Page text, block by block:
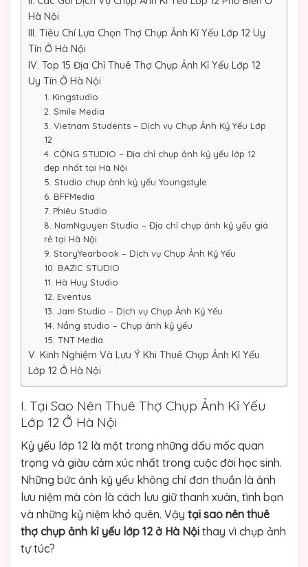
Hà Nội
III. Tiêu Chí Lựa Chọn Thợ Chụp Ảnh Kỉ Yếu Lớp 12 Uy
Tín Ở Hà Nội
IV. Top 15 Địa Chỉ Thuê Thợ Chụp Ảnh Kỉ Yếu Lớp 12
Uy Tín Ở Hà Nội
1. Kingstudio
2. Smile Media
3. Vietnam Students – Dịch vụ Chụp Ảnh Kỷ Yếu Lớp
12
4. CỘNG STUDIO – Địa chỉ chụp ảnh kỷ yếu lớp 12
đẹp nhất tại Hà Nội
5. Studio chụp ảnh kỷ yếu Youngstyle
6. BFFMedia
7. Phiêu Studio
8. NamNguyen Studio – Địa chỉ chụp ảnh kỷ yếu giá
rẻ tại Hà Nội
9. StoryYearbook – Dịch vụ Chụp Ảnh Kỷ Yếu
10. BAZIC STUDIO
11. Hà Huy Studio
12. Eventus
13. Jam Studio – Dịch vụ Chụp Ảnh Kỷ Yếu
14. Nắng studio – Chụp ảnh kỷ yếu
15. TNT Media
V. Kinh Nghiệm Và Lưu Ý Khi Thuê Chụp Ảnh Kỉ Yếu
Lớp 12 Ở Hà Nội
I. Tại Sao Nên Thuê Thợ Chụp Ảnh Kỉ Yếu
Lớp 12 Ở Hà Nội
Kỷ yếu lớp 12 là một trong những dấu mốc quan
trọng và giàu cảm xúc nhất trong cuộc đời học sinh.
Những bức ảnh kỷ yếu không chỉ đơn thuần là ảnh
lưu niệm mà còn là cách lưu giữ thanh xuân, tình bạn
và những kỷ niệm khó quên. Vậy tại sao nên thuê
thợ chụp ảnh kỉ yếu lớp 12 ở Hà Nội thay vì chụp ảnh
tự túc?